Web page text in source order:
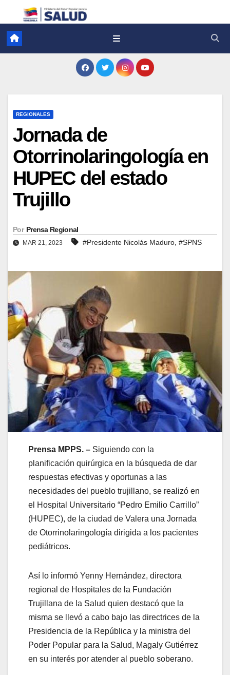
REGIONALES
Jornada de
Otorrinolaringología en
HUPEC del estado
Trujillo
Por Prensa Regional
MAR 21, 2023 #Presidente Nicolás Maduro, #SPNS
Prensa MPPS. – Siguiendo con la
planificación quirúrgica en la búsqueda de dar
respuestas efectivas y oportunas a las
necesidades del pueblo trujillano, se realizó en
el Hospital Universitario “Pedro Emilio Carrillo”
(HUPEC), de la ciudad de Valera una Jornada
de Otorrinolaringología dirigida a los pacientes
pediátricos.
Así lo informó Yenny Hernández, directora
regional de Hospitales de la Fundación
Trujillana de la Salud quien destacó que la
misma se llevó a cabo bajo las directrices de la
Presidencia de la República y la ministra del
Poder Popular para la Salud, Magaly Gutiérrez
en su interés por atender al pueblo soberano.